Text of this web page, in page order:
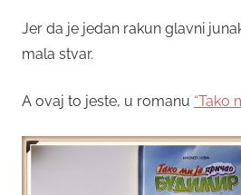
Jer da je jedan rakun glavni
mala stvar.
A ovaj to jeste, u romanu “Tako